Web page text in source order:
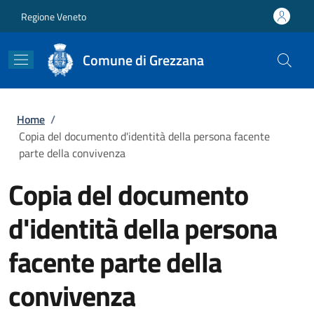
Regione Veneto
Comune di Grezzana
Briciole di pane
Home /
Copia del documento d'identità della persona facente
parte della convivenza
Copia del documento
d'identità della persona
facente parte della
convivenza